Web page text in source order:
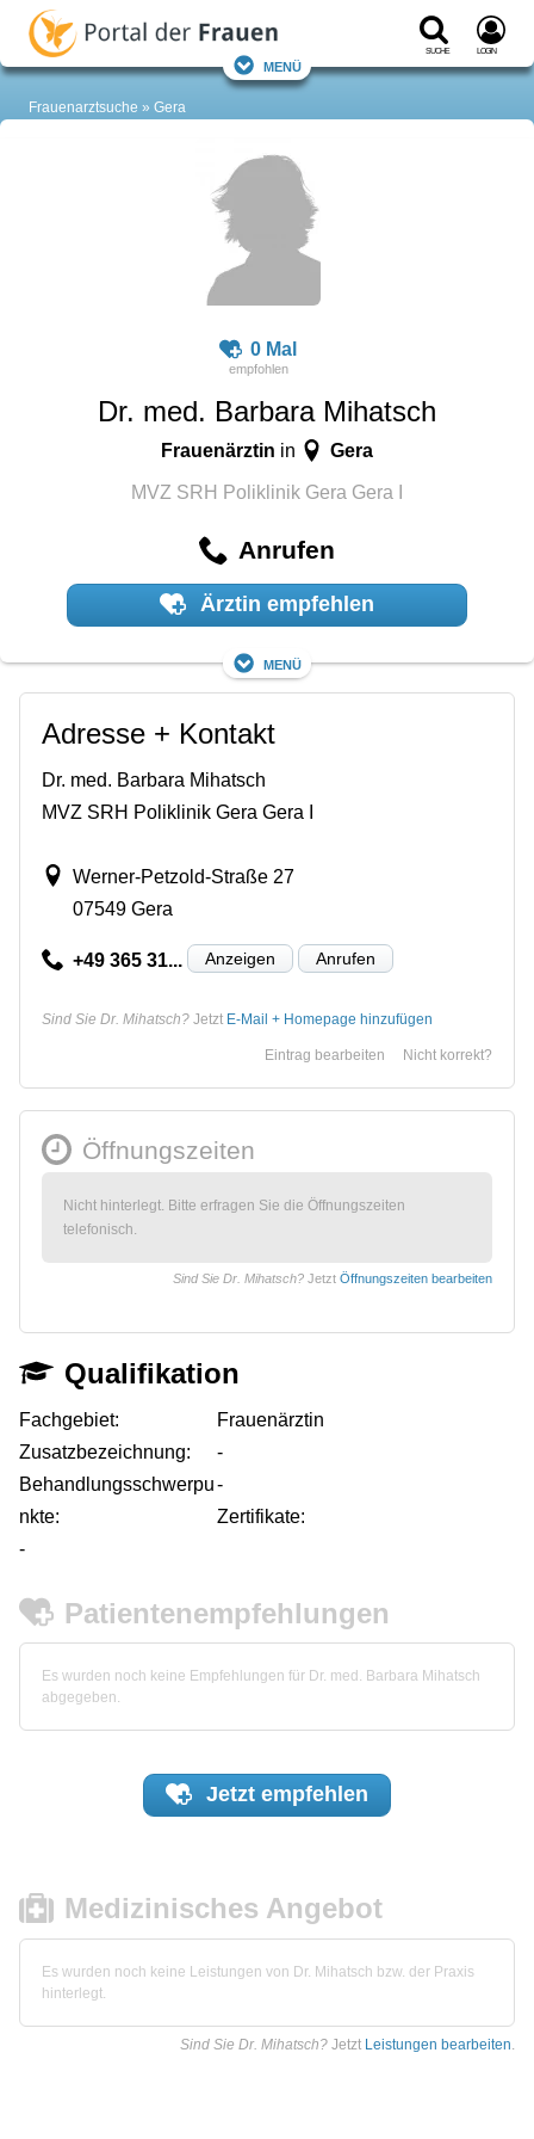
Suche Login
Menü
Frauenarztsuche Gera
0 Mal
Dr. med. Barbara Mihatsch
Frauenärztin in Gera
MVZ SRH Poliklinik Gera Gera I
Anrufen
Ärztin empfehlen
Menü
Adresse + Kontakt
Dr. med. Barbara Mihatsch
MVZ SRH Poliklinik Gera Gera I
Werner-Petzold-Straße 27
07549 Gera
+49 365 31... Anzeigen Anrufen
Sind Sie Dr. Mihatsch? Jetzt E-Mail + Homepage hinzufügen
Nicht korrekt?
Eintrag bearbeiten
Öffnungszeiten
Nicht hinterlegt. Bitte erfragen Sie die Öffnungszeiten
telefonisch.
Sind Sie Dr. Mihatsch? Jetzt Öffnungszeiten bearbeiten
Qualifikation
Fachgebiet:
Frauenärztin
Zusatzbezeichnung:
-
Behandlungsschwerpu
nkte:
-
Zertifikate:
-
Patientenempfehlungen
Es wurden noch keine Empfehlungen für Dr. med. Barbara Mihatsch
abgegeben.
Jetzt empfehlen
Medizinisches Angebot
Es wurden noch keine Leistungen von Dr. Mihatsch bzw. der Praxis
hinterlegt.
Sind Sie Dr. Mihatsch? Jetzt Leistungen bearbeiten.